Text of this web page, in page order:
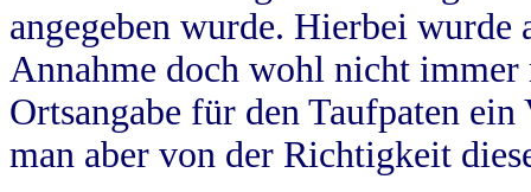
angegeben wurde. Hierbei wurde
Annahme doch wohl nicht
Ortsangabe für den Taufpaten
man aber von der Richtigkeit